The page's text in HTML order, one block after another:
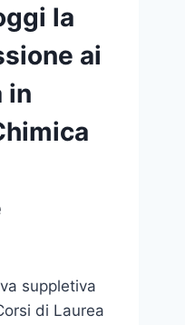
la
ai
in
suppletiva
di Laurea